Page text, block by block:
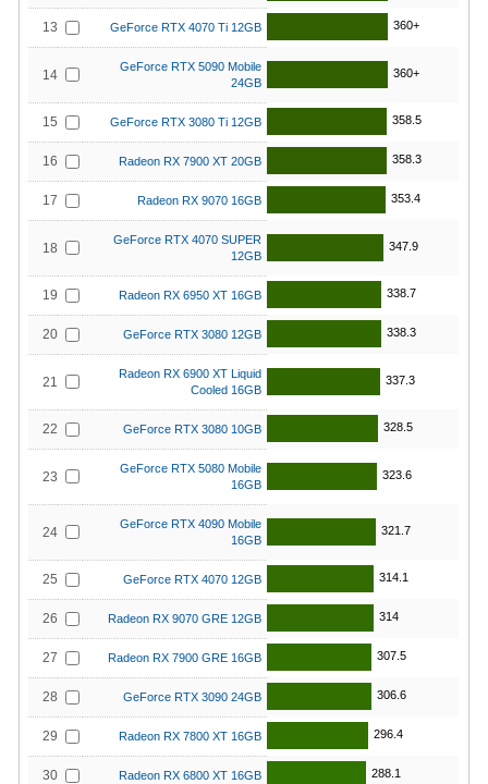
13 GeForce RTX 4070 Ti 12GB 360+
14
GeForce RTX 5090 Mobile
24GB
360+
15 GeForce RTX 3080 Ti 12GB 358.5
16 Radeon RX 7900 XT 20GB 358.3
17 Radeon RX 9070 16GB 353.4
18
GeForce RTX 4070 SUPER
12GB
347.9
19 Radeon RX 6950 XT 16GB 338.7
20 GeForce RTX 3080 12GB 338.3
21
Radeon RX 6900 XT Liquid
Cooled 16GB
337.3
22 GeForce RTX 3080 10GB 328.5
23
GeForce RTX 5080 Mobile
16GB
323.6
24
GeForce RTX 4090 Mobile
16GB
321.7
25 GeForce RTX 4070 12GB 314.1
26 Radeon RX 9070 GRE 12GB 314
27 Radeon RX 7900 GRE 16GB 307.5
28 GeForce RTX 3090 24GB 306.6
29 Radeon RX 7800 XT 16GB 296.4
30 Radeon RX 6800 XT 16GB 288.1